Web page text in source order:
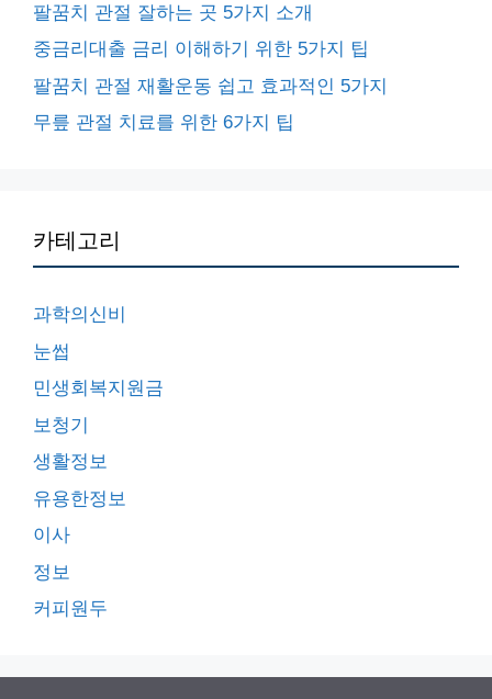
팔꿈치 관절 잘하는 곳 5가지 소개
중금리대출 금리 이해하기 위한 5가지 팁
팔꿈치 관절 재활운동 쉽고 효과적인 5가지
무릎 관절 치료를 위한 6가지 팁
카테고리
과학의신비
눈썹
민생회복지원금
보청기
생활정보
유용한정보
이사
정보
커피원두